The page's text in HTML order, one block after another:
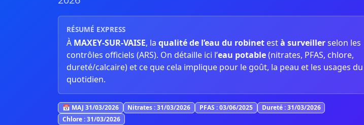
RÉSUMÉ EXPRESS
À MAXEY-SUR-VAISE, la qualité de l’eau du robinet està surveillerselon les
contrôles officiels (ARS). On détaille ici l’eau potable(nitrates, PFAS, chlore,
dureté/calcaire) et ce que cela implique pour le goût, la peau et les usages du
quotidien.
📅 MAJ 31/03/2026 Nitrates : 31/03/2026 PFAS : 03/06/2025
Dureté : 31/03/2026
Chlore : 31/03/2026